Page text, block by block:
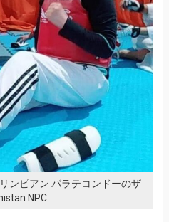
ンピアン パラテコンドーのザ
NPC